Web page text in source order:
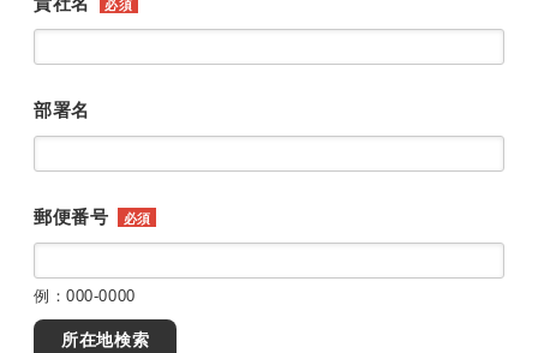
必須
部署名
郵便番号 必須
例：000-0000
所在地検索